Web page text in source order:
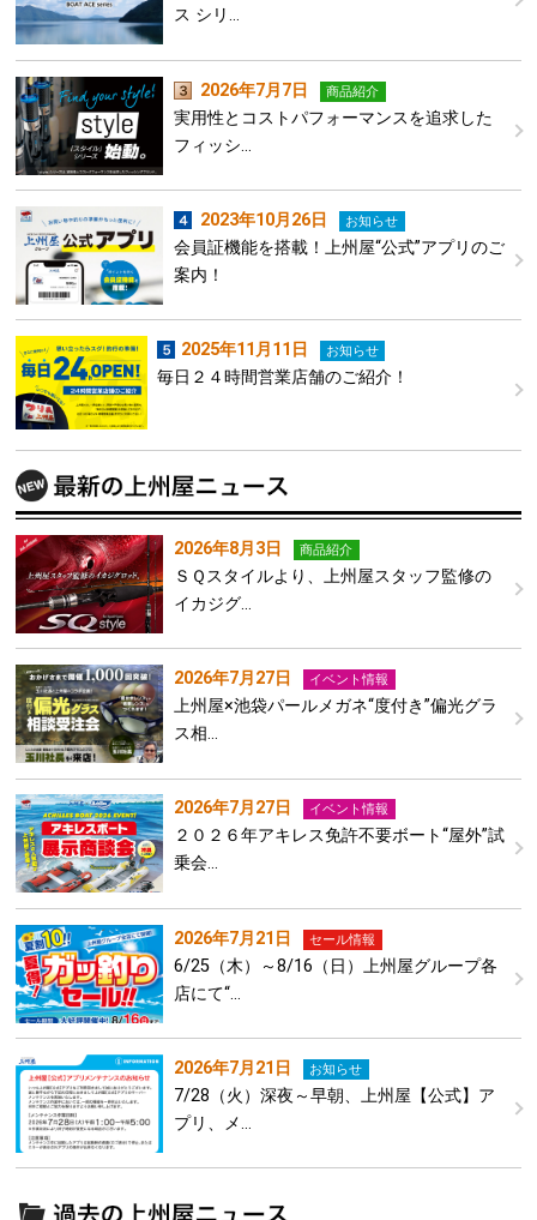
ス シリ…
2026年7月7日 商品紹介
実用性とコストパフォーマンスを追求した
フィッシ…
2023年10月26日 お知らせ
会員証機能を搭載！上州屋“公式”アプリのご
案内！
2025年11月11日 お知らせ
毎日２４時間営業店舗のご紹介！
2026年8月3日 商品紹介
ＳＱスタイルより、上州屋スタッフ監修の
イカジグ…
2026年7月27日 イベント情報
上州屋×池袋パールメガネ“度付き”偏光グラ
ス相…
2026年7月27日 イベント情報
２０２６年アキレス免許不要ボート“屋外”試
乗会…
2026年7月21日 セール情報
6/25（木）～8/16（日）上州屋グループ各
店にて“…
2026年7月21日 お知らせ
7/28（火）深夜～早朝、上州屋【公式】ア
プリ、メ…